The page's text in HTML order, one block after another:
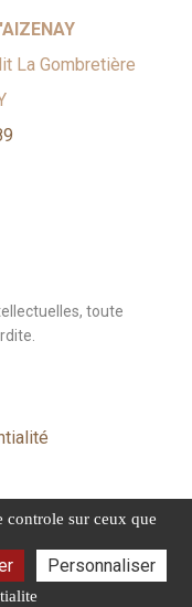
La Gombretière
toute
controle sur ceux que
Personnaliser